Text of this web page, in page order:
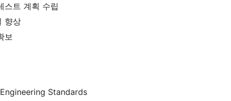
스트 계획 수립
향상
보
Standards